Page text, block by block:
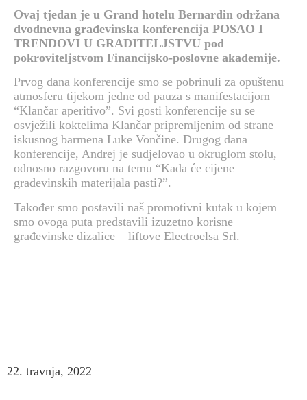
Ovaj tjedan je u Grand hotelu Bernardin održana
dvodnevna građevinska konferencija POSAO I
TRENDOVI U GRADITELJSTVU pod
pokroviteljstvom Financijsko-poslovne akademije.
Prvog dana konferencije smo se pobrinuli za opuštenu
atmosferu tijekom jedne od pauza s manifestacijom
“Klančar aperitivo”. Svi gosti konferencije su se
osvježili koktelima Klančar pripremljenim od strane
iskusnog barmena Luke Vončine. Drugog dana
konferencije, Andrej je sudjelovao u okruglom stolu,
odnosno razgovoru na temu “Kada će cijene
građevinskih materijala pasti?”.
Također smo postavili naš promotivni kutak u kojem
smo ovoga puta predstavili izuzetno korisne
građevinske dizalice – liftove Electroelsa Srl.
22. travnja, 2022